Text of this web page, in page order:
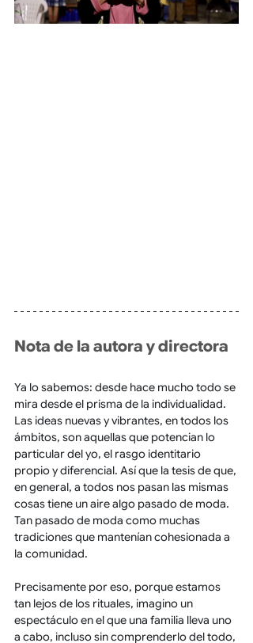
Nota de la autora y directora
Ya lo sabemos: desde hace mucho todo se
mira desde el prisma de la individualidad.
Las ideas nuevas y vibrantes, en todos los
ámbitos, son aquellas que potencian lo
particular del yo, el rasgo identitario
propio y diferencial. Así que la tesis de que,
en general, a todos nos pasan las mismas
cosas tiene un aire algo pasado de moda.
Tan pasado de moda como muchas
tradiciones que mantenían cohesionada a
la comunidad.
Precisamente por eso, porque estamos
tan lejos de los rituales, imagino un
espectáculo en el que una familia lleva uno
a cabo, incluso sin comprenderlo del todo,